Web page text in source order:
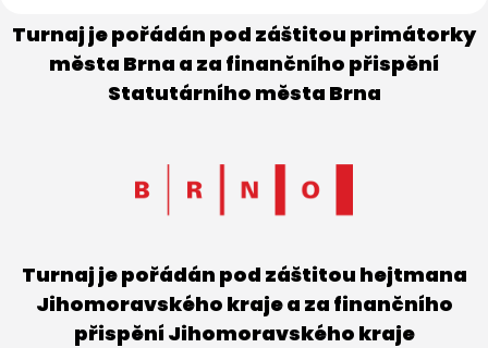
Turnaj je pořádán pod záštitou primátorky
města Brna a za finančního přispění
Statutárního města Brna
Turnaj je pořádán pod záštitou hejtmana
Jihomoravského kraje a za finančního
přispění Jihomoravského kraje